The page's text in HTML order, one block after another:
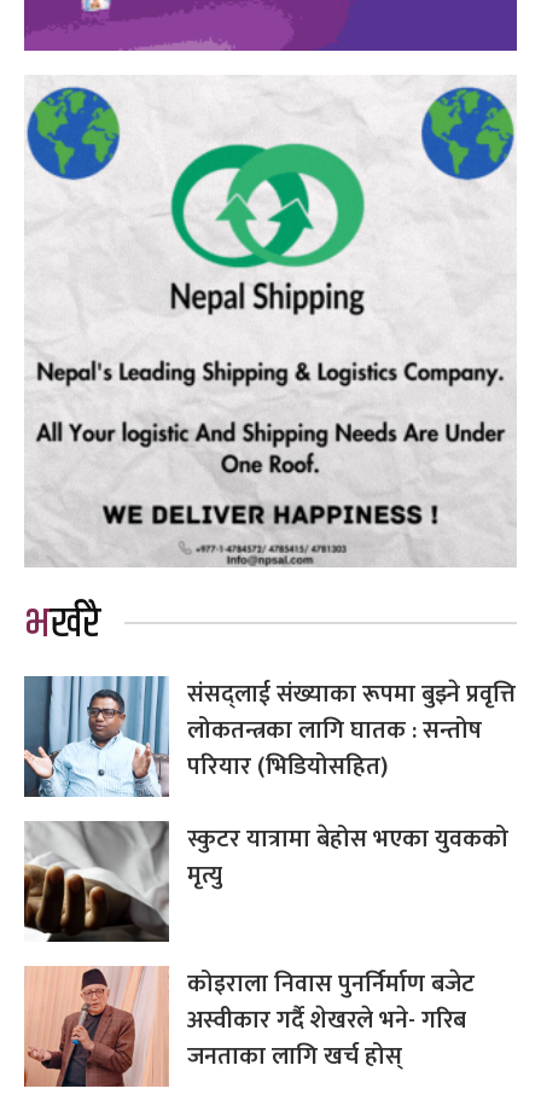
भर्खरै
संसद्लाई संख्याका रूपमा बुझ्ने प्रवृत्ति
लोकतन्त्रका लागि घातक : सन्तोष
परियार (भिडियोसहित)
स्कुटर यात्रामा बेहोस भएका युवकको
मृत्यु
कोइराला निवास पुनर्निर्माण बजेट
अस्वीकार गर्दै शेखरले भने- गरिब
जनताका लागि खर्च होस्